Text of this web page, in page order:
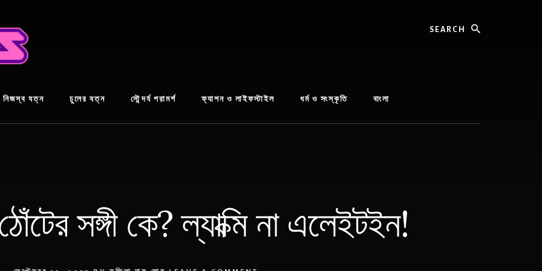
নিজস্ব যত্ন চুলের যত্ন সৌন্দর্য পরামর্শ ফ্যাশন ও লাইফস্টাইল ধর্ম ও সংস্কৃতি বাংলা
সঙ্গী কে? ল্যাক্মি না এলেইটইন!